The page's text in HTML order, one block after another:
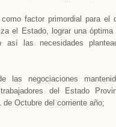
factor primordial para el
el Estado, lograr una óptima
así las necesidades
las negociaciones
del Estado
Octubre del corriente año;